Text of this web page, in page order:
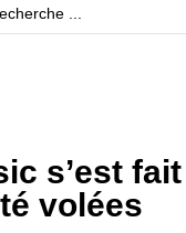
s’est
volées